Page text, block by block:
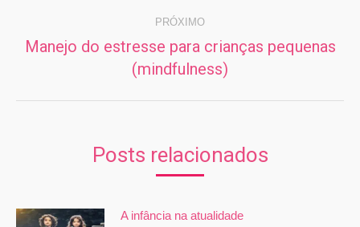
PRÓXIMO
Próximo
post:
Manejo do estresse para crianças pequenas
(mindfulness)
Posts relacionados
A infância na atualidade